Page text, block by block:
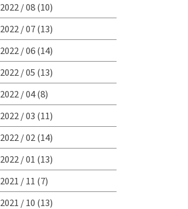
2022 / 08(10)
2022 / 07(13)
2022 / 06(14)
2022 / 05 (13)
2022 / 04(8)
2022 / 03 (11)
2022 / 02 (14)
2022 / 01 (13)
2021 / 11 (7)
2021 / 10 (13)